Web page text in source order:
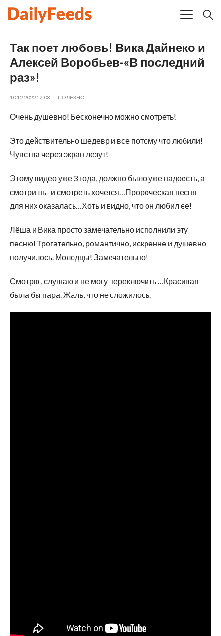
Так поет любовь! Вика Дайнеко и
Алексей Воробьев-«В последний
раз»!
10.12.2022 12:03 ПОЛЕЗНО
Очень душевно! Бесконечно можно смотреть!
Это действительно шедевр и все потому что любили!
Чувства через экран лезут!
Этому видео уже 3 года, должно было уже надоесть, а
смотришь- и смотреть хочется…Пророческая песня
для них оказалась…Хоть и видно, что он любил ее!
Лёша и Вика просто замечательно исполнили эту
песню! Трогательно, романтично, искренне и душевно
получилось. Молодцы! Замечательно!
Смотрю , слушаю и не могу переключить …Красивая
была бы пара. Жаль, что не сложилось.